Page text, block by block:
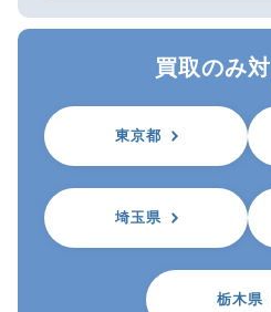
買取のみ
東京都
埼玉県
栃木県